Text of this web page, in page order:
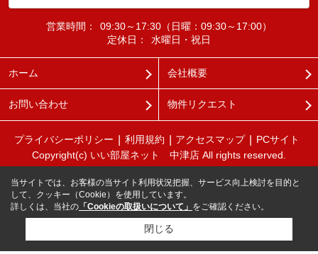
営業時間：
09:30～17:30（日曜：09:30～17:00）
定休日：
水曜日・祝日
ホーム 会社概要
お問い合わせ 物件リクエスト
プライバシーポリシー 利用規約 アクセスマップ
PCサイト
Copyright(c) いい部屋ネット 中津店 All rights reserved.
当サイトでは、お客様の当サイト利用状況把握、サービス向上検討を目的と
して、クッキー（Cookie）を使用しています。
詳しくは、当社の 「Cookieの取扱いについて」 をご確認ください。
閉じる